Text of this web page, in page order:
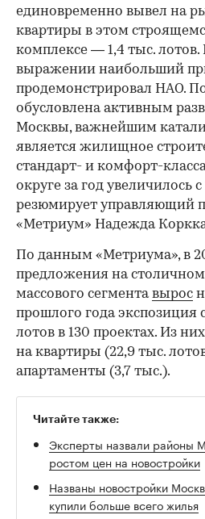
единовременно вывел на
квартиры в этом
комплексе — 1,4 тыс.
выражении наибольший
продемонстрировал НАО.
обусловлена активным
Москвы, важнейшим
является жилищное
стандарт- и комфорт-
округе за год увеличилось
резюмирует управляющий
«Метриум» Надежда
По данным «Метриума», в
предложения на
массового сегментавырос
прошлого года экспозиция
лотов в 130 проектах. Из
на квартиры (22,9 тыс.
апартаменты (3,7 тыс.).
Читайте также:
Эксперты назвали районы
ростом цен на новостройки
Названы новостройки
купили больше всего жилья